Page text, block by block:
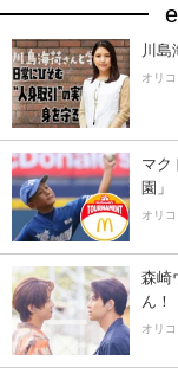
川島
オリ
マク
園」
オリ
森崎
ん！
オリ